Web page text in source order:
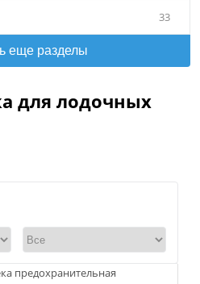
33
еще разделы
для лодочных
предохранительная